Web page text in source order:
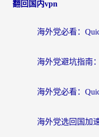
翻回国内vpn